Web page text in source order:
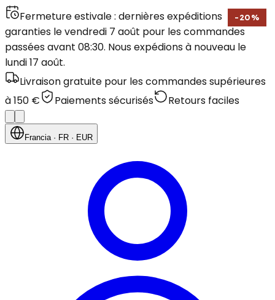
Fermeture estivale : dernières expéditions
garanties le vendredi 7 août pour les commandes
passées avant 08:30. Nous expédions à nouveau le
lundi 17 août.
Livraison gratuite pour les commandes supérieures
à 150 €
Paiements sécurisés Retours faciles
Francia· FR · EUR
- 20 %